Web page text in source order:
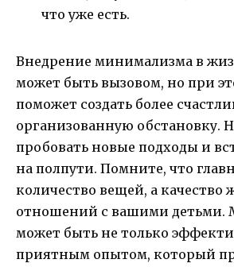
что уже есть.
Внедрение минимализма в
может быть вызовом, но при
поможет создать более
организованную обстановку.
пробовать новые подходы и
на полпути. Помните, что
количество вещей, а качество
отношений с вашими детьми.
может быть не только
приятным опытом, который